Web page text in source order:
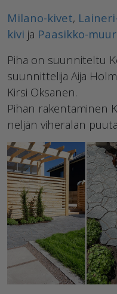
Milano-kivet,
kivi ja Paasikko-
Piha on suunniteltu
suunnittelija Aija
Kirsi Oksanen.
Pihan rakentaminen
neljän viheralan